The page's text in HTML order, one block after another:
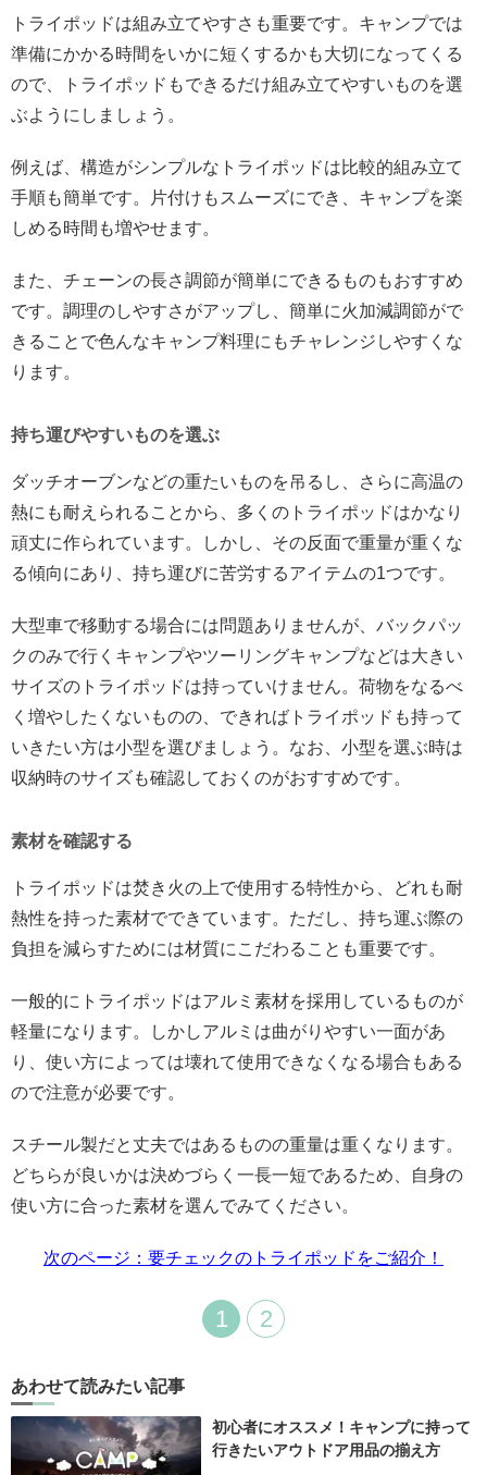
トライポッドは組み立てやすさも重要です。キャンプでは
準備にかかる時間をいかに短くするかも大切になってくる
ので、トライポッドもできるだけ組み立てやすいものを選
ぶようにしましょう。
例えば、構造がシンプルなトライポッドは比較的組み立て
手順も簡単です。片付けもスムーズにでき、キャンプを楽
しめる時間も増やせます。
また、チェーンの長さ調節が簡単にできるものもおすすめ
です。調理のしやすさがアップし、簡単に火加減調節がで
きることで色んなキャンプ料理にもチャレンジしやすくな
ります。
持ち運びやすいものを選ぶ
ダッチオーブンなどの重たいものを吊るし、さらに高温の
熱にも耐えられることから、多くのトライポッドはかなり
頑丈に作られています。しかし、その反面で重量が重くな
る傾向にあり、持ち運びに苦労するアイテムの1つです。
大型車で移動する場合には問題ありませんが、バックパッ
クのみで行くキャンプやツーリングキャンプなどは大きい
サイズのトライポッドは持っていけません。荷物をなるべ
く増やしたくないものの、できればトライポッドも持って
いきたい方は小型を選びましょう。なお、小型を選ぶ時は
収納時のサイズも確認しておくのがおすすめです。
素材を確認する
トライポッドは焚き火の上で使用する特性から、どれも耐
熱性を持った素材でできています。ただし、持ち運ぶ際の
負担を減らすためには材質にこだわることも重要です。
一般的にトライポッドはアルミ素材を採用しているものが
軽量になります。しかしアルミは曲がりやすい一面があ
り、使い方によっては壊れて使用できなくなる場合もある
ので注意が必要です。
スチール製だと丈夫ではあるものの重量は重くなります。
どちらが良いかは決めづらく一長一短であるため、自身の
使い方に合った素材を選んでみてください。
次のページ：要チェックのトライポッドをご紹介！
1 2
あわせて読みたい記事
初心者にオススメ！キャンプに持って
行きたいアウトドア用品の揃え方